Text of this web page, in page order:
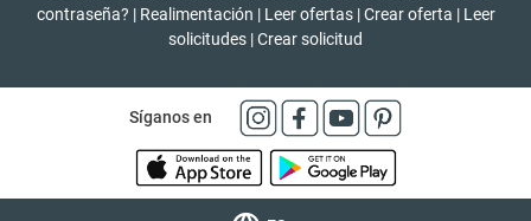
contraseña? | Realimentación | Leer ofertas | Crear oferta | Leer
solicitudes |Crear solicitud
Síganos en